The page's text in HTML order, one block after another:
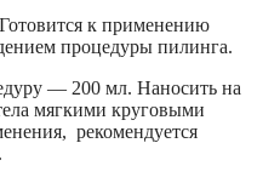
к применению
процедуры пилинга.
— 200 мл. Наносить на
мягкими круговыми
рекомендуется